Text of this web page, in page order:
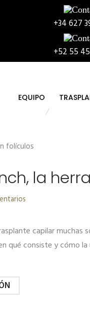
+34 627
+52 55
EQUIPO
la
capilar muchas
qué consiste y cómo